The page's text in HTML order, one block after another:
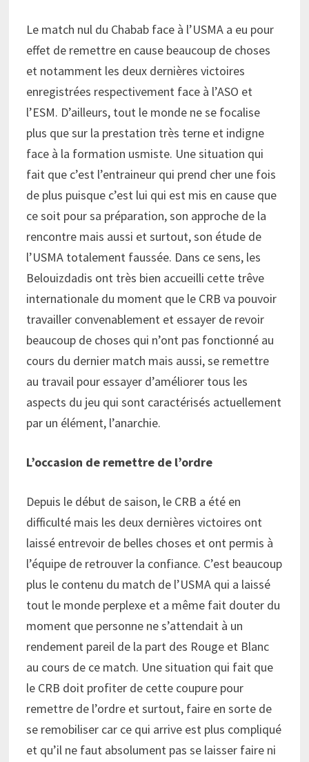
Le match nul du Chabab face à l’USMA a eu pour
effet de remettre en cause beaucoup de choses
et notamment les deux dernières victoires
enregistrées respectivement face à l’ASO et
l’ESM. D’ailleurs, tout le monde ne se focalise
plus que sur la prestation très terne et indigne
face à la formation usmiste. Une situation qui
fait que c’est l’entraineur qui prend cher une fois
de plus puisque c’est lui qui est mis en cause que
ce soit pour sa préparation, son approche de la
rencontre mais aussi et surtout, son étude de
l’USMA totalement faussée. Dans ce sens, les
Belouizdadis ont très bien accueilli cette trêve
internationale du moment que le CRB va pouvoir
travailler convenablement et essayer de revoir
beaucoup de choses qui n’ont pas fonctionné au
cours du dernier match mais aussi, se remettre
au travail pour essayer d’améliorer tous les
aspects du jeu qui sont caractérisés actuellement
par un élément, l’anarchie.
L’occasion de remettre de l’ordre
Depuis le début de saison, le CRB a été en
difficulté mais les deux dernières victoires ont
laissé entrevoir de belles choses et ont permis à
l’équipe de retrouver la confiance. C’est beaucoup
plus le contenu du match de l’USMA qui a laissé
tout le monde perplexe et a même fait douter du
moment que personne ne s’attendait à un
rendement pareil de la part des Rouge et Blanc
au cours de ce match. Une situation qui fait que
le CRB doit profiter de cette coupure pour
remettre de l’ordre et surtout, faire en sorte de
se remobiliser car ce qui arrive est plus compliqué
et qu’il ne faut absolument pas se laisser faire ni